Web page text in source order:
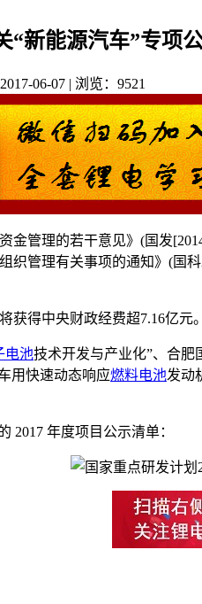
“新能源汽车”专项
06-07 | 浏览：9521
管理的若干意见》(国发
织管理有关事项的通知》(国
获得中央财政经费超7.16亿元。
电池技术开发与产业化”、合肥
用快速动态响应燃料电池发动
2017 年度项目公示清单：